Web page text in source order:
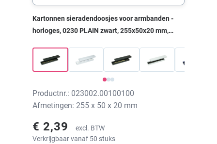
Kartonnen sieradendoosjes voor armbanden -
horloges, 0230 PLAIN zwart, 255x50x20 mm,
Productnr.: 023002.00100100
Afmetingen: 255 x 50 x 20 mm
€ 2,39
excl. BTW
Verkrijgbaar vanaf 50 stuks